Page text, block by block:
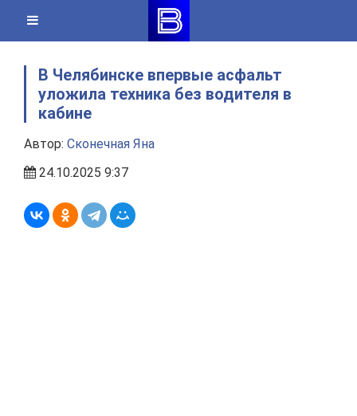
content
В Челябинске впервые асфальт
уложила техника без водителя в
кабине
Автор: Сконечная Яна
24.10.2025 9:37